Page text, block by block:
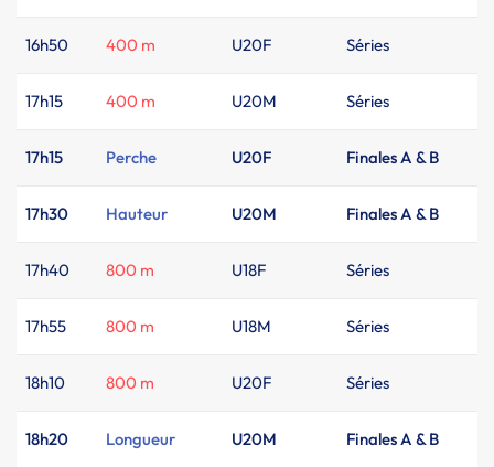
16h50 400 m U20F Séries
17h15 400 m U20M Séries
17h15 Perche U20F Finales A & B
17h30 Hauteur U20M Finales A & B
17h40 800 m U18F Séries
17h55 800 m U18M Séries
18h10 800 m U20F Séries
18h20 Longueur U20M Finales A & B